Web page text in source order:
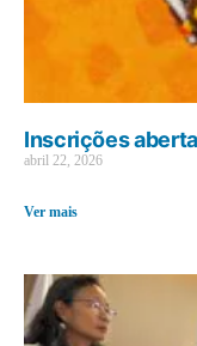
Inscrições
abril 22, 2026
Ver mais